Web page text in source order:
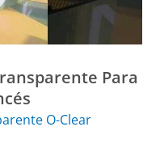
Para
O-Clear